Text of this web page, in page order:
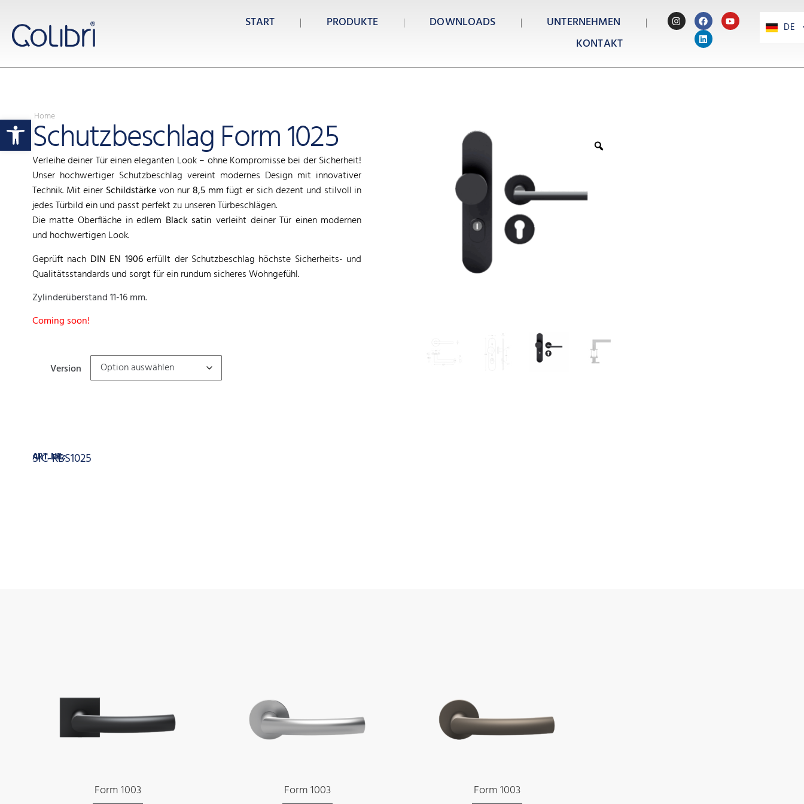
Werkzeugleiste öffnen
START PRODUKTE DOWNLOADS
UNTERNEHMEN
KONTAKT
DE
PT
Home
Schutzbeschlag Form 1025
Verleihe deiner Tür einen eleganten Look – ohne Kompromisse bei der Sicherheit!
Unser hochwertiger Schutzbeschlag vereint modernes Design mit innovativer
Technik. Mit einer Schildstärkevon nur8,5 mmfügt er sich dezent und stilvoll in
jedes Türbild ein und passt perfekt zu unseren Türbeschlägen.
Die matte Oberfläche in edlem Black satin verleiht deiner Tür einen modernen
und hochwertigen Look.
Geprüft nach DIN EN 1906 erfüllt der Schutzbeschlag höchste Sicherheits- und
Qualitätsstandards und sorgt für ein rundum sicheres Wohngefühl.
Zylinderüberstand 11-16 mm.
Coming soon!
Version
ART. NR.:
SIC-RBS1025
Form 1003 Form 1003 Form 1003